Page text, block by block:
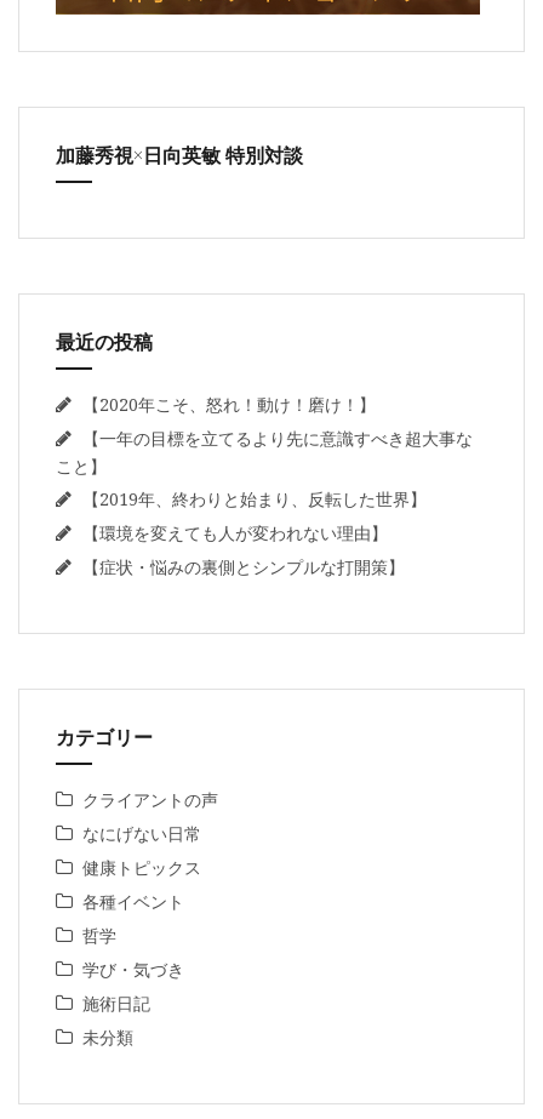
加藤秀視×日向英敏 特別対談
最近の投稿
【2020年こそ、怒れ！動け！磨け！】
【一年の目標を立てるより先に意識すべき超大事な
こと】
【2019年、終わりと始まり、反転した世界】
【環境を変えても人が変われない理由】
【症状・悩みの裏側とシンプルな打開策】
カテゴリー
クライアントの声
なにげない日常
健康トピックス
各種イベント
哲学
学び・気づき
施術日記
未分類